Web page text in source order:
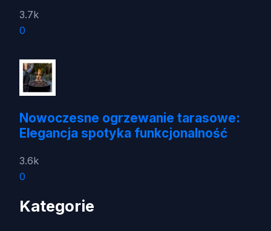
3.7k
0
Nowoczesne ogrzewanie tarasowe:
Elegancja spotyka funkcjonalność
3.6k
0
Kategorie